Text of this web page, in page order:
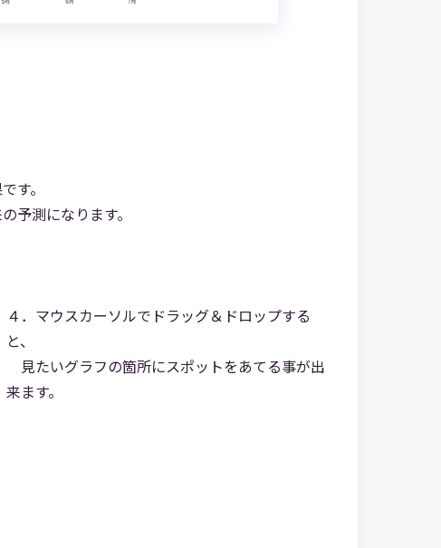
す。
予測になります。
４．マウスカーソルでドラッグ＆ドロップする
と、
見たいグラフの箇所にスポットをあてる事が出
来ます。